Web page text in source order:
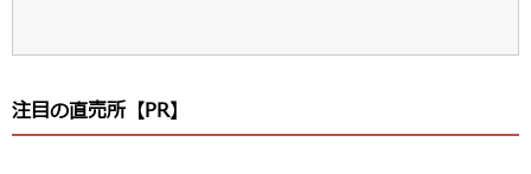
注目の直売所【PR】